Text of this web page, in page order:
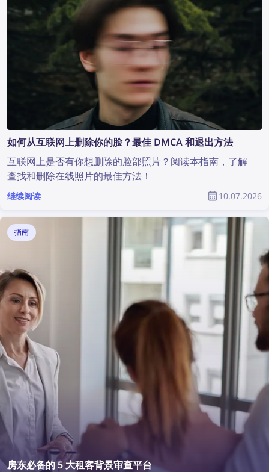
如何从互联网上删除你的脸？最佳 DMCA 和退出方法
互联网上是否有你想删除的脸部照片？阅读本指南，了解
查找和删除在线照片的最佳方法！
继续阅读 10.07.2026
指南
房东必备的 5 大租客背景审查平台